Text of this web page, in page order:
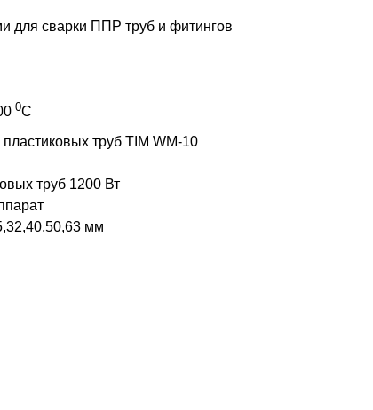
для сварки ППР труб и фитингов
0С
труб TIM WM-10
труб 1200 Вт
мм